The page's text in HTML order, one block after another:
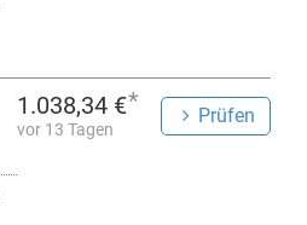
1.038,34 €*
vor 13 Tagen
Prüfen